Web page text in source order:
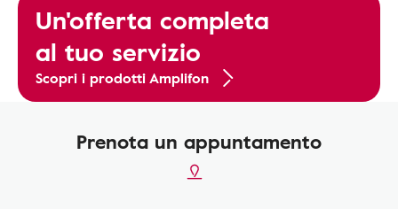
Un'offerta completa
al tuo servizio
Scopri i prodotti Amplifon
Prenota un appuntamento